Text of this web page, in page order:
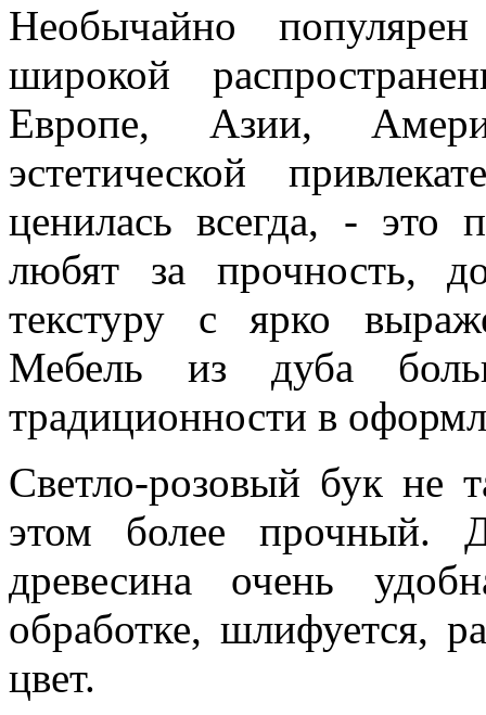
Необычайно
широкой
Европе, Азии,
эстетической
ценилась всегда, - это
любят за прочность,
текстуру с ярко
Мебель из дуба
традиционности в
Светло-розовый бук не
этом более прочный.
древесина очень
обработке, шлифуется,
цвет.